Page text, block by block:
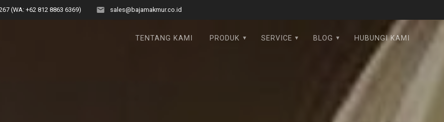
(WA: +62 812 8863 6369) sales@bajamakmur.co.id
TENTANG KAMI PRODUK SERVICE BLOG HUBUNGI KAMI